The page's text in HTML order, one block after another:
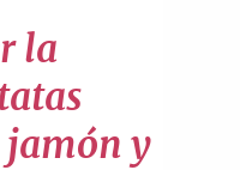
la
jamón y